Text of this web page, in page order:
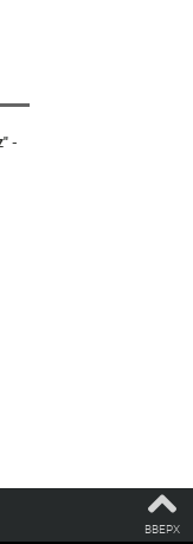
-
ВВЕРХ